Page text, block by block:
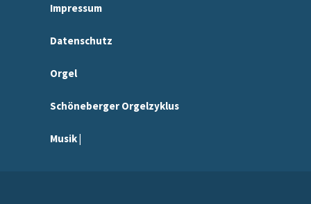
Impressum
Datenschutz
Orgel
Schöneberger Orgelzyklus
Musik |